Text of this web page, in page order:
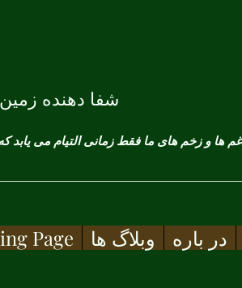
شفا دهنده زمین
Page وبلاگ ها در باره